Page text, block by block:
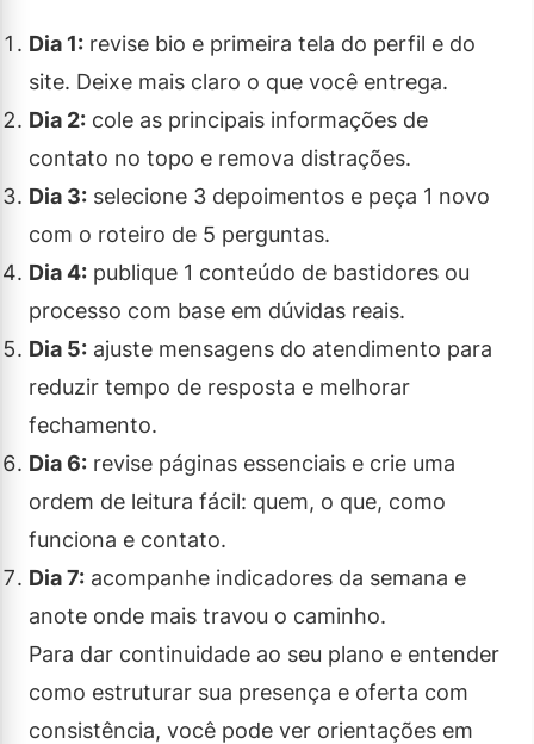
Dia 1: revise bio e primeira tela do perfil e do
site. Deixe mais claro o que você entrega.
Dia 2: cole as principais informações de
contato no topo e remova distrações.
Dia 3: selecione 3 depoimentos e peça 1 novo
com o roteiro de 5 perguntas.
Dia 4: publique 1 conteúdo de bastidores ou
processo com base em dúvidas reais.
Dia 5: ajuste mensagens do atendimento para
reduzir tempo de resposta e melhorar
fechamento.
Dia 6: revise páginas essenciais e crie uma
ordem de leitura fácil: quem, o que, como
funciona e contato.
Dia 7: acompanhe indicadores da semana e
anote onde mais travou o caminho.
Para dar continuidade ao seu plano e entender
como estruturar sua presença e oferta com
consistência, você pode ver orientações em